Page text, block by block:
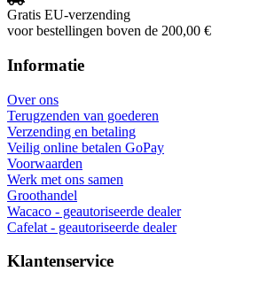
Gratis EU-verzending
voor bestellingen boven de 200,00 €
Informatie
Over ons
Terugzenden van goederen
Verzending en betaling
Veilig online betalen GoPay
Voorwaarden
Werk met ons samen
Groothandel
Wacaco - geautoriseerde dealer
Cafelat - geautoriseerde dealer
Klantenservice